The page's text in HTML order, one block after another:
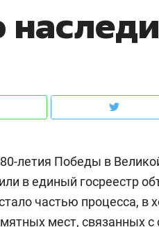
летия Победы в
в единый госреестр
частью процесса, в
мест, связанных
клиентах и чудных